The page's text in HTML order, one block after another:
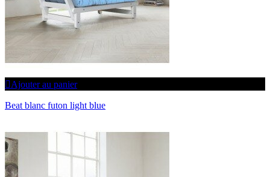
Ajouter au panier
Beat blanc futon light blue